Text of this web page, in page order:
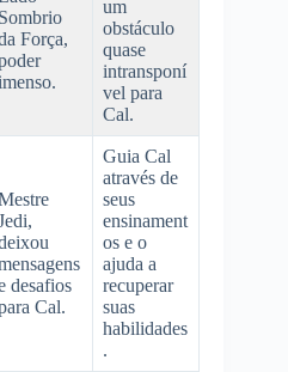
Sombrio
Força,
um
obstáculo
quase
intransponí
vel para
Cal.
desafios
Cal.
Guia Cal
através de
seus
ensinament
os e o
ajuda a
recuperar
suas
habilidades
.